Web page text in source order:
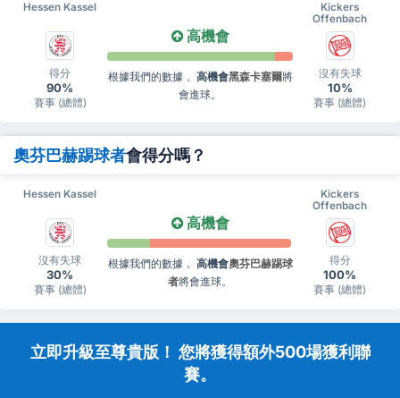
Hessen Kassel
Kickers
Offenbach
得分
90%
賽事 (總體)
高機會
根據我們的數據， 高機會黑森卡塞爾將
會進球。
沒有失球
10%
賽事 (總體)
奧芬巴赫踢球者會得分嗎？
Hessen Kassel
Kickers
Offenbach
沒有失球
30%
賽事 (總體)
高機會
根據我們的數據， 高機會奧芬巴赫踢球
者將會進球。
得分
100%
賽事 (總體)
立即升級至尊貴版！ 您將獲得額外500場獲利聯
賽。